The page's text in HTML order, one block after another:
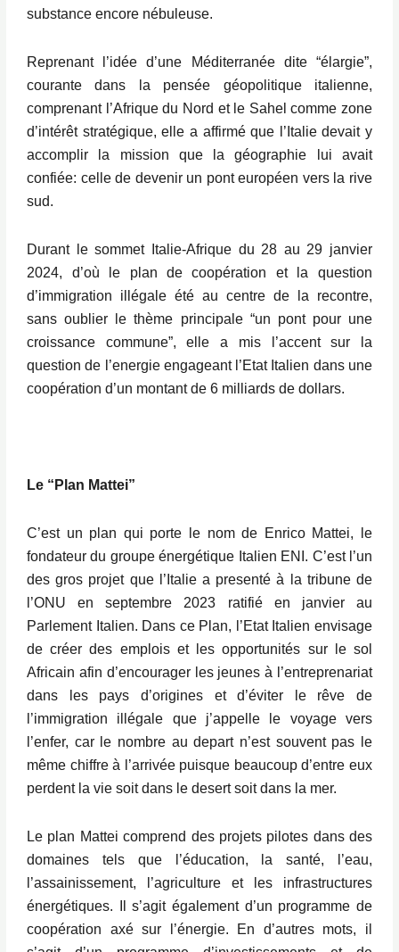
substance encore nébuleuse.
Reprenant l’idée d’une Méditerranée dite “élargie”,
courante dans la pensée géopolitique italienne,
comprenant l’Afrique du Nord et le Sahel comme zone
d’intérêt stratégique, elle a affirmé que l’Italie devait y
accomplir la mission que la géographie lui avait
confiée: celle de devenir un pont européen vers la rive
sud.
Durant le sommet Italie-Afrique du 28 au 29 janvier
2024, d’où le plan de coopération et la question
d’immigration illégale été au centre de la recontre,
sans oublier le thème principale “un pont pour une
croissance commune”, elle a mis l’accent sur la
question de l’energie engageant l’Etat Italien dans une
coopération d’un montant de 6 milliards de dollars.
Le “Plan Mattei”
C’est un plan qui porte le nom de Enrico Mattei, le
fondateur du groupe énergétique Italien ENI. C’est l’un
des gros projet que l’Italie a presenté à la tribune de
l’ONU en septembre 2023 ratifié en janvier au
Parlement Italien. Dans ce Plan, l’Etat Italien envisage
de créer des emplois et les opportunités sur le sol
Africain afin d’encourager les jeunes à l’entreprenariat
dans les pays d’origines et d’éviter le rêve de
l’immigration illégale que j’appelle le voyage vers
l’enfer, car le nombre au depart n’est souvent pas le
même chiffre à l’arrivée puisque beaucoup d’entre eux
perdent la vie soit dans le desert soit dans la mer.
Le plan Mattei comprend des projets pilotes dans des
domaines tels que l’éducation, la santé, l’eau,
l’assainissement, l’agriculture et les infrastructures
énergétiques. Il s’agit également d’un programme de
coopération axé sur l’énergie. En d’autres mots, il